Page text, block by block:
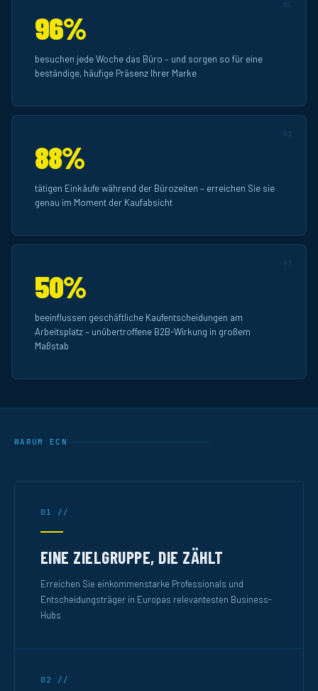
01
96%
besuchen jede Woche das Büro – und sorgen so für eine
beständige, häufige Präsenz Ihrer Marke
02
88%
tätigen Einkäufe während der Bürozeiten – erreichen Sie sie
genau im Moment der Kaufabsicht
03
50%
beeinflussen geschäftliche Kaufentscheidungen am
Arbeitsplatz – unübertroffene B2B-Wirkung in großem
Maßstab
WARUM ECN
01 //
EINE ZIELGRUPPE, DIE ZÄHLT
Erreichen Sie einkommenstarke Professionals und
Entscheidungsträger in Europas relevantesten Business-
Hubs
02 //